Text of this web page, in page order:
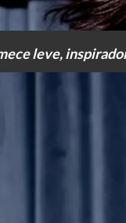
leve,